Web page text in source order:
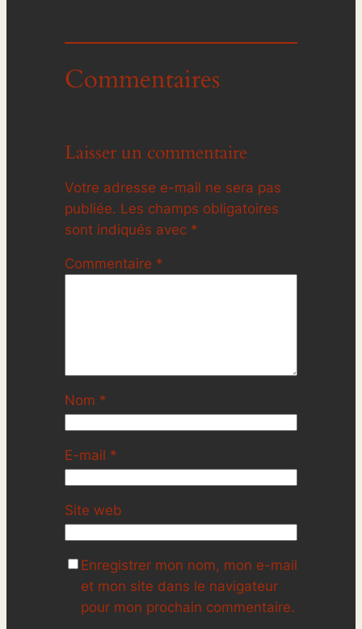
Commentaires
Laisser un commentaire
Votre adresse e-mail ne sera pas
publiée. Les champs obligatoires
sont indiqués avec *
Commentaire *
Nom *
E-mail *
Site web
Enregistrer mon nom, mon e-mail
et mon site dans le navigateur
pour mon prochain commentaire.